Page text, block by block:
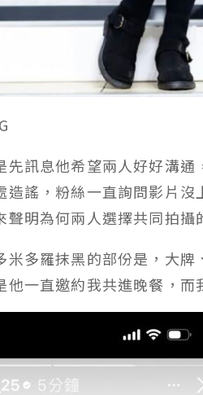
先訊息他希望兩人好好溝
造謠，粉絲一直詢問影片
聲明為何兩人選擇共同拍攝
米多羅抹黑的部份是，大
他一直邀約我共進晚餐，而